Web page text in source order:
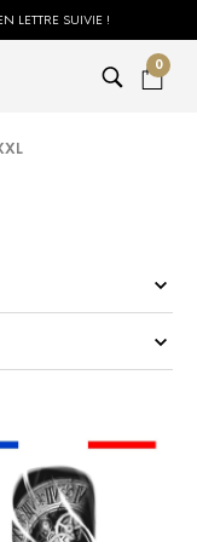
LETTRE SUIVIE !
0